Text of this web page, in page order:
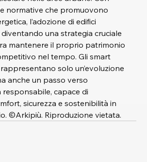
normative che promuovono
l’adozione di edifici
una strategia cruciale
mantenere il proprio patrimonio
nel tempo. Gli smart
solo un’evoluzione
anche un passo verso
responsabile, capace di
sicurezza e sostenibilità in
©Arkipiù. Riproduzione vietata.